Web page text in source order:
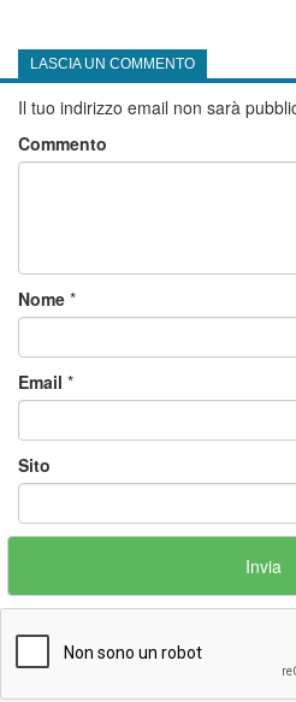
LASCIA UN COMMENTO
Il tuo indirizzo email non sarà
Commento
Nome *
Email *
Sito